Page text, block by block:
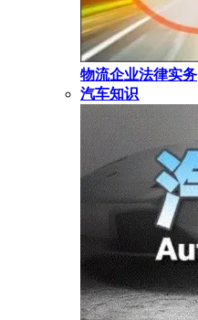
物流企业法律实务
汽车知识